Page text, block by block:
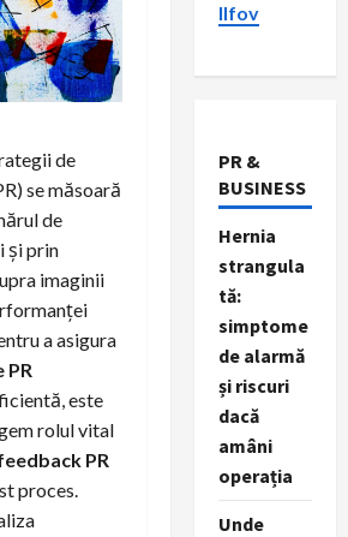
de
se măsoară
de
și prin
imaginii
a asigura
este
rolul vital
PR
proces.
Ilfov
PR &
BUSINESS
Hernia
strangula
tă:
simptome
de alarmă
și riscuri
dacă
amâni
operația
Unde